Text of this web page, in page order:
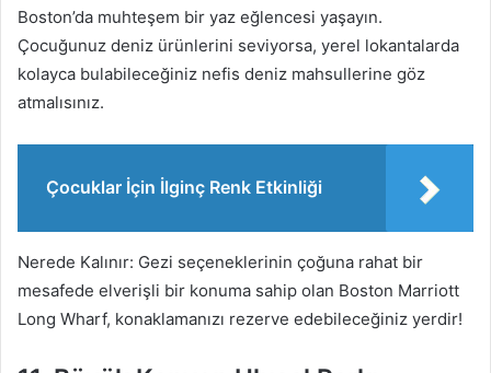
Boston’da muhteşem bir yaz eğlencesi yaşayın.
Çocuğunuz deniz ürünlerini seviyorsa, yerel lokantalarda
kolayca bulabileceğiniz nefis deniz mahsullerine göz
atmalısınız.
Çocuklar İçin İlginç Renk Etkinliği
Nerede Kalınır: Gezi seçeneklerinin çoğuna rahat bir
mesafede elverişli bir konuma sahip olan Boston Marriott
Long Wharf, konaklamanızı rezerve edebileceğiniz yerdir!